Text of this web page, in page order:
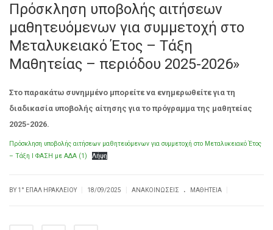
Πρόσκληση υποβολής αιτήσεων
μαθητευόμενων για συμμετοχή στο
Μεταλυκειακό Έτος – Τάξη
Μαθητείας – περιόδου 2025-2026»
Στο παρακάτω συνημμένο μπορείτε να ενημερωθείτε για τη
διαδικασία υποβολής αίτησης για το πρόγραμμα της μαθητείας
2025-2026.
Πρόσκληση υποβολής αιτήσεων μαθητευόμενων για συμμετοχή στο Μεταλυκειακό Έτος
– Τάξη Ι ΦΑΣΗ με ΑΔΑ (1)
Λήψη
BY1° ΕΠΑΛ ΗΡΑΚΛΕΊΟΥ 18/09/2025 ΑΝΑΚΟΙΝΏΣΕΙΣ . ΜΑΘΗΤΕΊΑ